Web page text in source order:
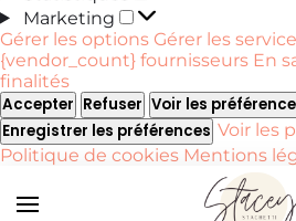
Marketing
Marketing
Gérer les options Gérer les
{vendor_count} fournisseurs En
finalités
Accepter Refuser Voir les
Enregistrer les préférences Voir les
Politique de cookies Mentions